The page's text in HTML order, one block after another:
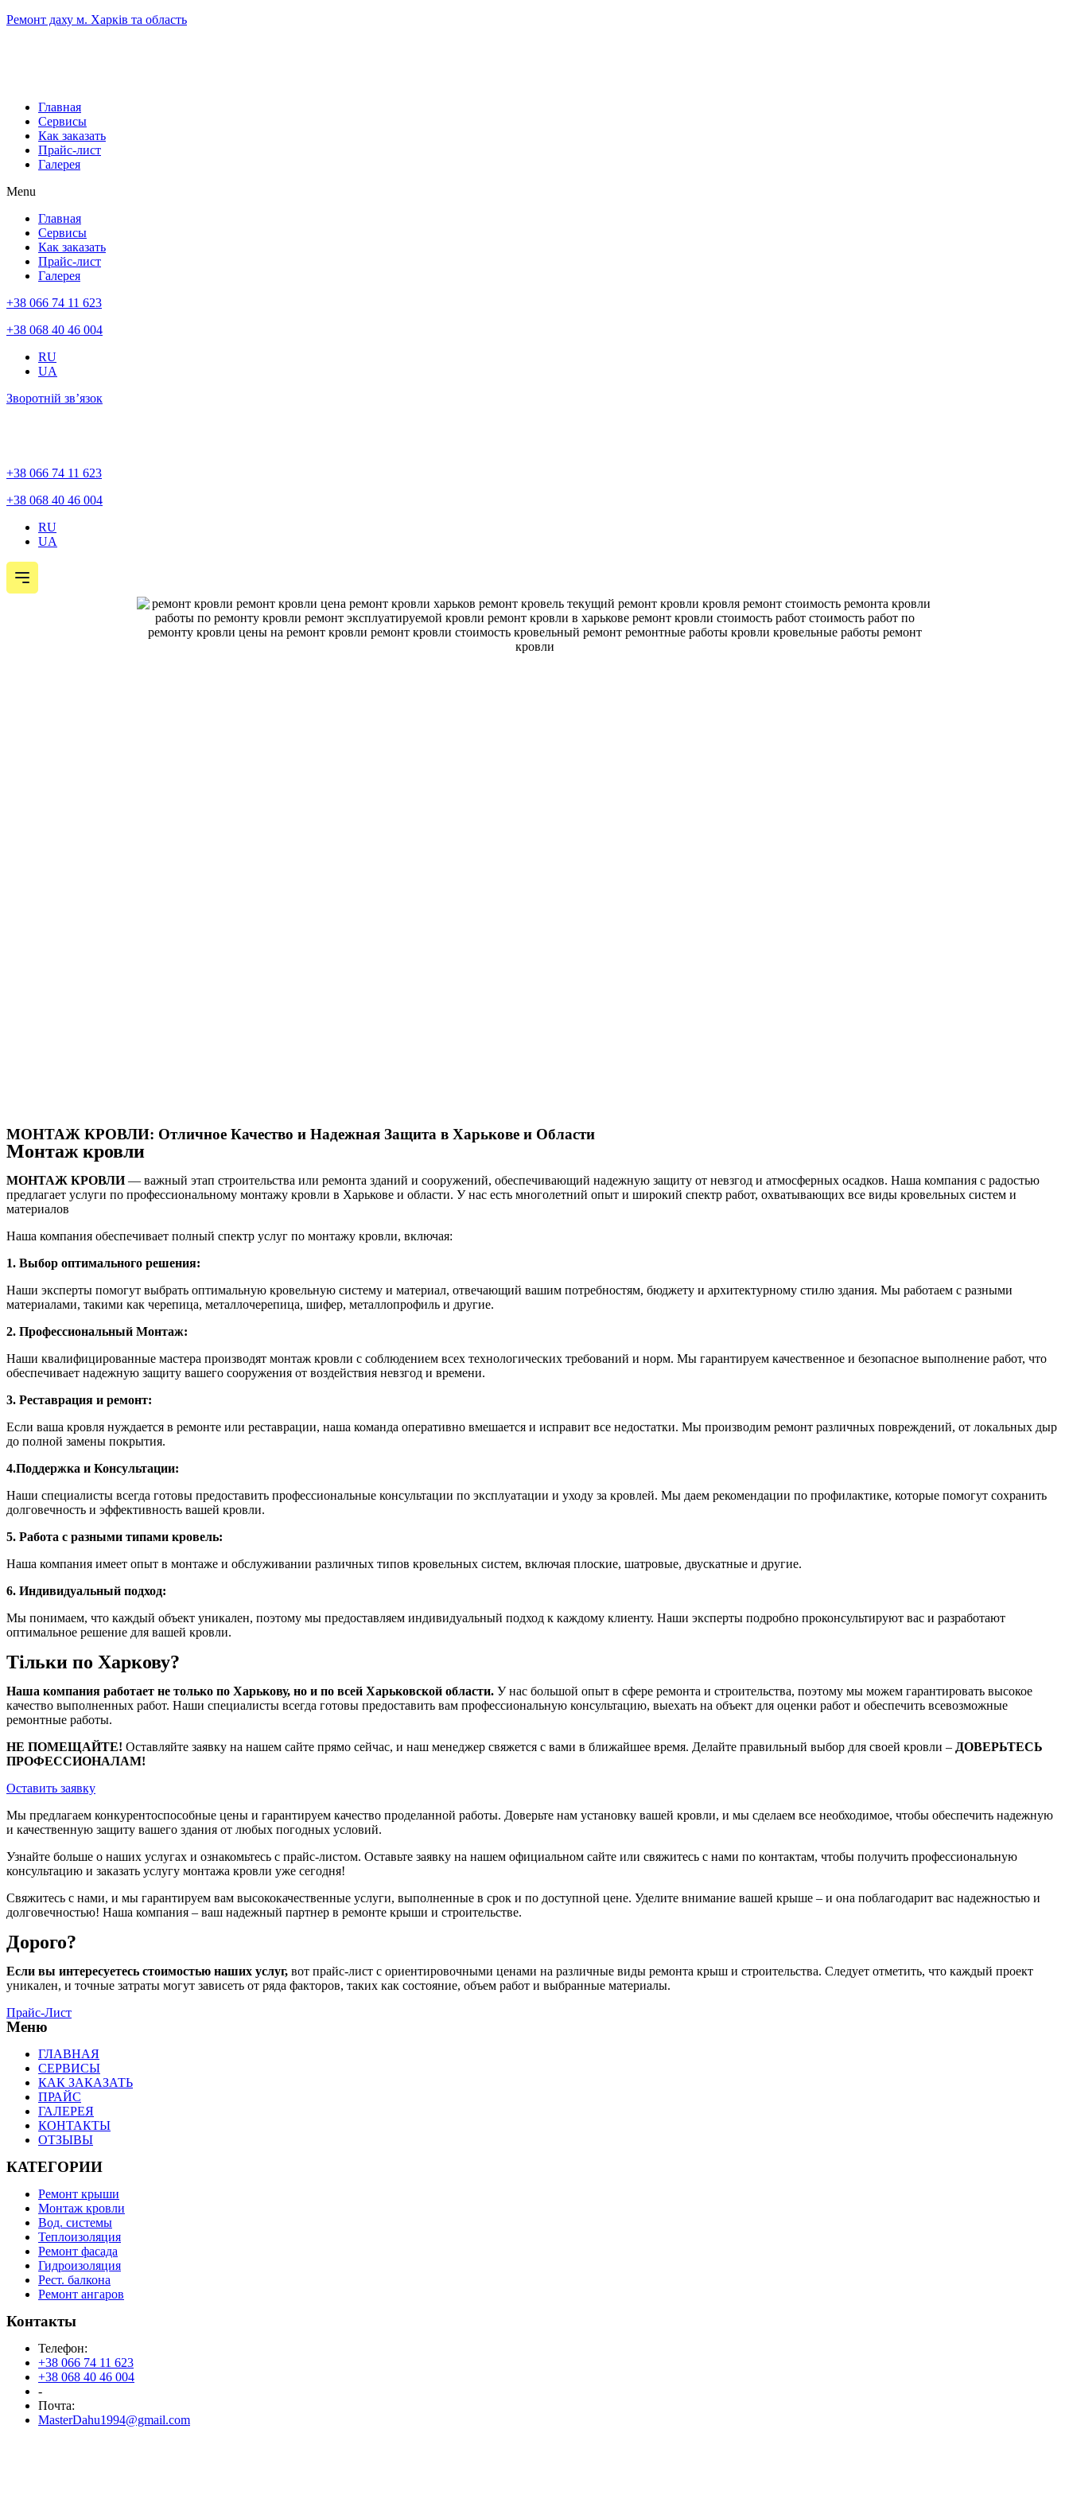
Перейти
Ремонт даху м. Харків та область
Главная
Сервисы
Как заказать
Прайс-лист
Галерея
Menu
Главная
Сервисы
Как заказать
Прайс-лист
Галерея
+38 066 74 11 623
+38 068 40 46 004
RU
UA
Зворотній зв’язок
+38 066 74 11 623
+38 068 40 46 004
RU
UA
МОНТАЖ КРОВЛИ: Отличное Качество и Надежная Защита в Харькове и Области
Монтаж кровли
МОНТАЖ КРОВЛИ— важный этап строительства или ремонта зданий и сооружений, обеспечивающий надежную защиту от невзгод и атмосферных осадков. Наша компания с радостью
предлагает услуги по профессиональному монтажу кровли в Харькове и области. У нас есть многолетний опыт и широкий спектр работ, охватывающих все виды кровельных систем и
материалов
Наша компания обеспечивает полный спектр услуг по монтажу кровли, включая:
1. Выбор оптимального решения:
Наши эксперты помогут выбрать оптимальную кровельную систему и материал, отвечающий вашим потребностям, бюджету и архитектурному стилю здания. Мы работаем с разными
материалами, такими как черепица, металлочерепица, шифер, металлопрофиль и другие.
2. Профессиональный Монтаж:
Наши квалифицированные мастера производят монтаж кровли с соблюдением всех технологических требований и норм. Мы гарантируем качественное и безопасное выполнение работ, что
обеспечивает надежную защиту вашего сооружения от воздействия невзгод и времени.
3. Реставрация и ремонт:
Если ваша кровля нуждается в ремонте или реставрации, наша команда оперативно вмешается и исправит все недостатки. Мы производим ремонт различных повреждений, от локальных дыр
до полной замены покрытия.
4.Поддержка и Консультации:
Наши специалисты всегда готовы предоставить профессиональные консультации по эксплуатации и уходу за кровлей. Мы даем рекомендации по профилактике, которые помогут сохранить
долговечность и эффективность вашей кровли.
5. Работа с разными типами кровель:
Наша компания имеет опыт в монтаже и обслуживании различных типов кровельных систем, включая плоские, шатровые, двускатные и другие.
6. Индивидуальный подход:
Мы понимаем, что каждый объект уникален, поэтому мы предоставляем индивидуальный подход к каждому клиенту. Наши эксперты подробно проконсультируют вас и разработают
оптимальное решение для вашей кровли.
Тільки по Харкову?
Наша компания работает не только по Харькову, но и по всей Харьковской области. У нас большой опыт в сфере ремонта и строительства, поэтому мы можем гарантировать высокое
качество выполненных работ. Наши специалисты всегда готовы предоставить вам профессиональную консультацию, выехать на объект для оценки работ и обеспечить всевозможные
ремонтные работы.
НЕ ПОМЕЩАЙТЕ! Оставляйте заявку на нашем сайте прямо сейчас, и наш менеджер свяжется с вами в ближайшее время. Делайте правильный выбор для своей кровли – ДОВЕРЬТЕСЬ
ПРОФЕССИОНАЛАМ!
Оставить заявку
Мы предлагаем конкурентоспособные цены и гарантируем качество проделанной работы. Доверьте нам установку вашей кровли, и мы сделаем все необходимое, чтобы обеспечить надежную
и качественную защиту вашего здания от любых погодных условий.
Узнайте больше о наших услугах и ознакомьтесь с прайс-листом. Оставьте заявку на нашем официальном сайте или свяжитесь с нами по контактам, чтобы получить профессиональную
консультацию и заказать услугу монтажа кровли уже сегодня!
Свяжитесь с нами, и мы гарантируем вам высококачественные услуги, выполненные в срок и по доступной цене. Уделите внимание вашей крыше – и она поблагодарит вас надежностью и
долговечностью! Наша компания – ваш надежный партнер в ремонте крыши и строительстве.
Дорого?
Если вы интересуетесь стоимостью наших услуг, вот прайс-лист с ориентировочными ценами на различные виды ремонта крыш и строительства. Следует отметить, что каждый проект
уникален, и точные затраты могут зависеть от ряда факторов, таких как состояние, объем работ и выбранные материалы.
Прайс-Лист
Меню
ГЛАВНАЯ
СЕРВИСЫ
КАК ЗАКАЗАТЬ
ПРАЙС
ГАЛЕРЕЯ
КОНТАКТЫ
ОТЗЫВЫ
КАТЕГОРИИ
Ремонт крыши
Монтаж кровли
Вод. системы
Теплоизоляция
Ремонт фасада
Гидроизоляция
Рест. балкона
Ремонт ангаров
Контакты
Телефон:
+38 066 74 11 623
+38 068 40 46 004
-
Почта:
MasterDahu1994@gmail.com